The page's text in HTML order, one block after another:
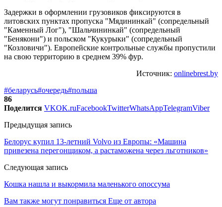
Задержки в оформлении грузовиков фиксируются в
литовских пунктах пропуска "Мядининкай" (сопредельный
"Каменный Лог"), "Шальчининкай" (сопредельный
"Бенякони") и польском "Кукурыки" (сопредельный
"Козловичи"). Европейские контрольные службы пропустили
на свою территорию в среднем 39% фур.
Источник: onlinebrest.by
#беларусь#очередь#польша
86
Поделится VKOK.ruFacebookTwitterWhatsAppTelegramViber
Предыдущая запись
Белорус купил 13-летний Volvo из Европы: «Машина
привезена перегонщиком, а растаможена через льготников»
Следующая запись
Кошка нашла и выкормила маленького опоссума
Вам также могут понравиться Еще от автора